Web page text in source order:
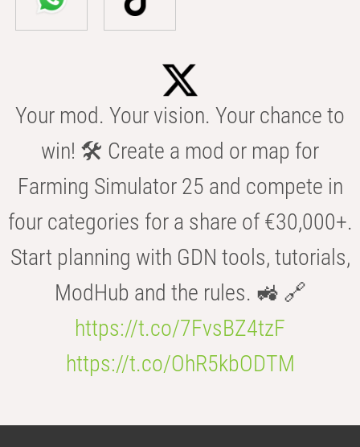
Your mod. Your vision. Your chance to
win! 🛠️ Create a mod or map for
Farming Simulator 25 and compete in
four categories for a share of €30,000+.
Start planning with GDN tools, tutorials,
ModHub and the rules. 🚜 🔗
https://t.co/7FvsBZ4tzF
https://t.co/OhR5kbODTM